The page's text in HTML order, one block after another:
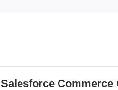
Salesforce